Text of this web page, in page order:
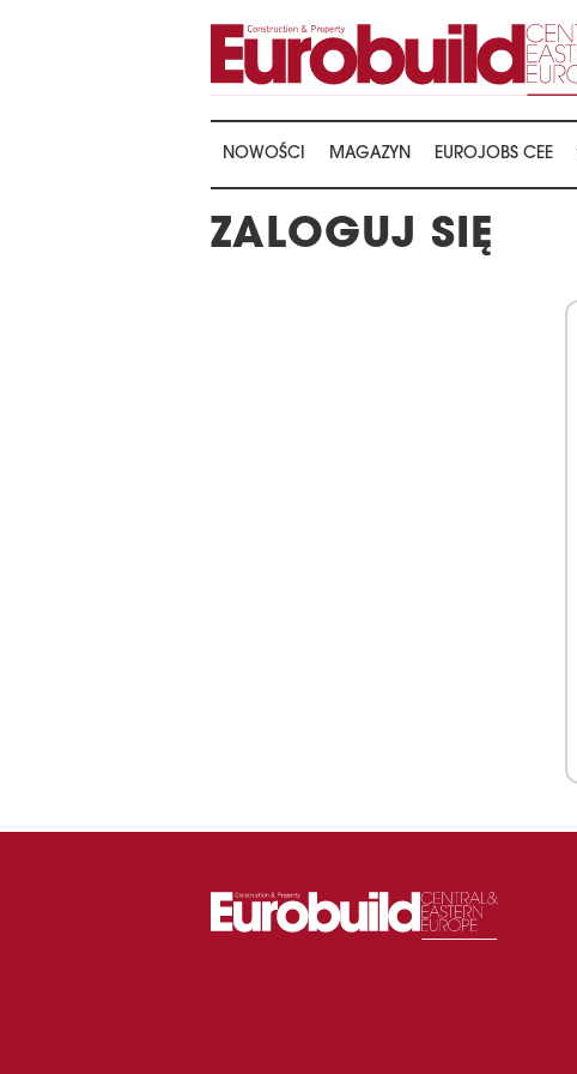
NOWOŚCI MAGAZYN EUROJOBS CEE
ZALOGUJ SIĘ